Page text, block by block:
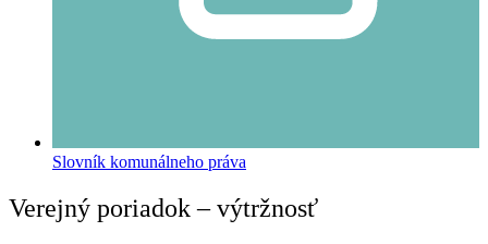
Slovník komunálneho práva
Verejný poriadok – výtržnosť